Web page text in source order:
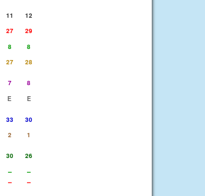
11
12
27
29
8
8
27
28
7
8
E
E
33
30
2
1
30
26
--
--
-- --